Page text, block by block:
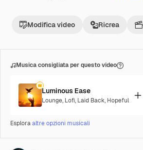
Modifica video Ricrea
Musica consigliata per questo video
Luminous Ease
Lounge, Lofi, Laid Back, Hopeful
Esploraaltre opzioni musicali